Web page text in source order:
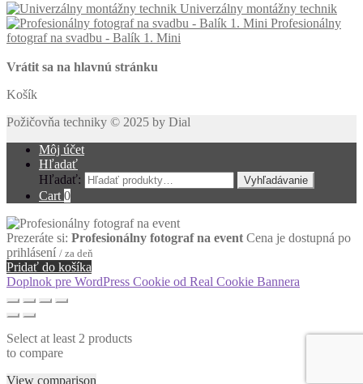
Univerzálny montážny technik
Profesionálny
fotograf na svadbu - Balík 1. Mini
Vrátit sa na hlavnú stránku
Košík
Požičovňa techniky © 2025 by Dial
Môj účet
Hľadať
Hľadať:
Vyhľadávanie
Cart 0
Prezeráte si: Profesionálny fotograf na event Cena je dostupná po
prihlásení / za deň
Pridať do košíka
Doplnok pre WordPress Cookie od Real Cookie Bannera
Select at least 2 products
to compare
View comparison